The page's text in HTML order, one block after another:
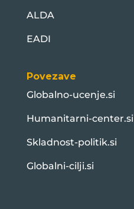
ALDA
EADI
Povezave
Globalno-ucenje.si
Humanitarni-center.si
Skladnost-politik.si
Globalni-cilji.si